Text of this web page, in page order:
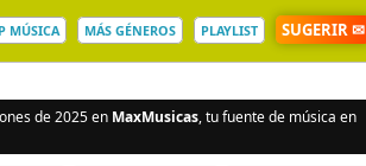
MÚSICA MÁS GÉNEROS PLAYLIST SUGERIR ✉
de 2025 en MaxMusicas, tu fuente de música en